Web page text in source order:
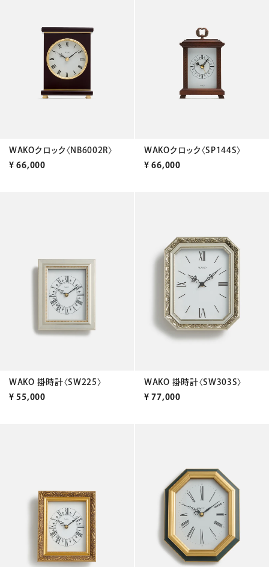
WAKOクロック〈NB6002R〉
¥ 66,000
WAKOクロック〈SP144S〉
¥ 66,000
WAKO 掛時計〈SW225〉
¥ 55,000
WAKO 掛時計〈SW303S〉
¥ 77,000